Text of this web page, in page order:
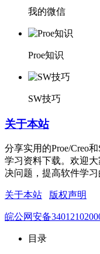
我的微信
Proe知识
SW技巧
关于本站
分享实用的Proe/Creo
学习资料下载。欢迎
决问题，提高软件学习
关于本站 版权声明
皖公网安备
目录